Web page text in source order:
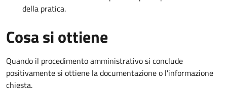
della pratica.
Cosa si ottiene
Quando il procedimento amministrativo si conclude
positivamente si ottiene la documentazione o l'informazione
chiesta.